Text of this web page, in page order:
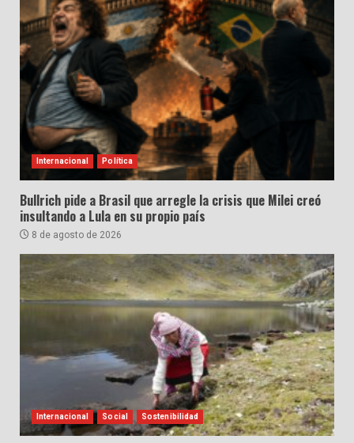
Internacional Política
Bullrich pide a Brasil que arregle la crisis que Milei creó
insultando a Lula en su propio país
8 de agosto de 2026
Internacional Social Sostenibilidad